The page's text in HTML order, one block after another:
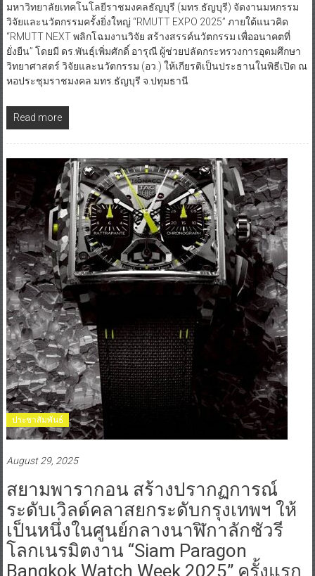
มหาวิทยาลัยเทคโนโลยีราชมงคลธัญบุรี (มทร.ธัญบุรี) จัดงานมหกรรม
วิจัยและนวัตกรรมครั้งยิ่งใหญ่ “RMUTT EXPO 2025” ภายใต้แนวคิด
“RMUTT NEXT พลิกโฉมงานวิจัย สร้างสรรค์นวัตกรรม เพื่ออนาคตที่
ยั่งยืน” โดยมี ดร.พันธุ์เพิ่มศักดิ์ อารุณี ผู้ช่วยปลัดกระทรวงการอุดมศึกษา
วิทยาศาสตร์ วิจัยและนวัตกรรม (อว.) ให้เกียรติเป็นประธานในพิธีเปิด ณ
หอประชุมราชมงคล มทร.ธัญบุรี จ.ปทุมธานี
Read more
ประชาสัมพันธ์
August 29, 2025
สยามพารากอน สร้างปรากฏการณ์
ระดับเวิลด์คลาสยกระดับกรุงเทพฯ ให้
เป็นหนึ่งในศูนย์กลางนาฬิกาลักชัวรี
โลกเนรมิตงาน “Siam Paragon
Bangkok Watch Week 2025” ครั้งแรก